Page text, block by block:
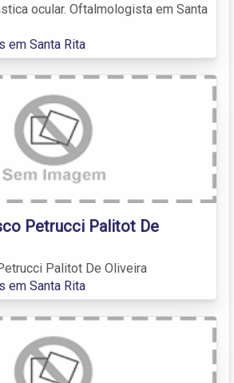
ocular. Oftalmologista em Santa
em Santa Rita
Petrucci Palitot De
Palitot De Oliveira
em Santa Rita